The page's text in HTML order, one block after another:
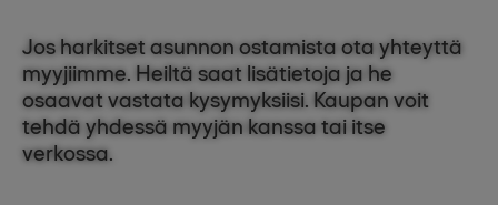
Jos harkitset asunnon ostamista ota yhteyttä
myyjiimme. Heiltä saat lisätietoja ja he
osaavat vastata kysymyksiisi. Kaupan voit
tehdä yhdessä myyjän kanssa tai itse
verkossa.